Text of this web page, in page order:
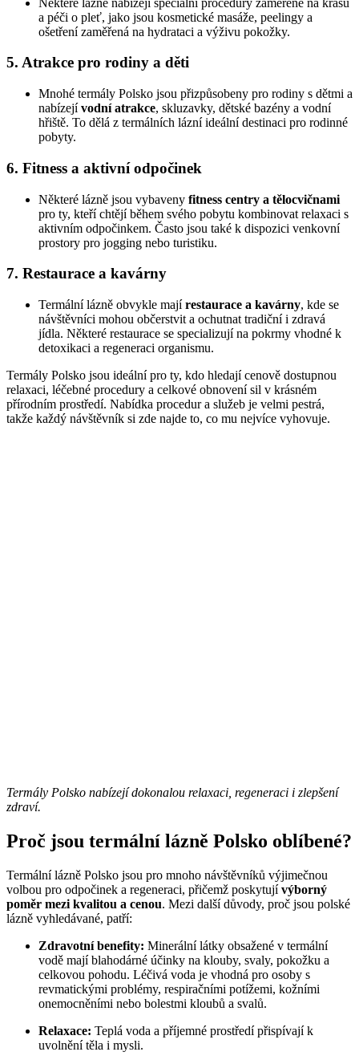
a péči o pleť, jako jsou kosmetické masáže, peelingy a
ošetření zaměřená na hydrataci a výživu pokožky.
5. Atrakce pro rodiny a děti
Mnohé termály Polsko jsou přizpůsobeny pro rodiny s dětmi a
nabízejívodní atrakce, skluzavky, dětské bazény a vodní
hřiště. To dělá z termálních lázní ideální destinaci pro rodinné
pobyty.
6. Fitness a aktivní odpočinek
Některé lázně jsou vybaveny fitness centry a tělocvičnami
pro ty, kteří chtějí během svého pobytu kombinovat relaxaci s
aktivním odpočinkem. Často jsou také k dispozici venkovní
prostory pro jogging nebo turistiku.
7. Restaurace a kavárny
Termální lázně obvykle majírestaurace a kavárny, kde se
návštěvníci mohou občerstvit a ochutnat tradiční i zdravá
jídla. Některé restaurace se specializují na pokrmy vhodné k
detoxikaci a regeneraci organismu.
Termály Polsko jsou ideální pro ty, kdo hledají cenově dostupnou
relaxaci, léčebné procedury a celkové obnovení sil v krásném
přírodním prostředí. Nabídka procedur a služeb je velmi pestrá,
takže každý návštěvník si zde najde to, co mu nejvíce vyhovuje.
Termály Polsko nabízejí dokonalou relaxaci, regeneraci i zlepšení
zdraví.
Proč jsou termální lázně Polsko oblíbené?
Termální lázně Polsko jsou pro mnoho návštěvníků výjimečnou
volbou pro odpočinek a regeneraci, přičemž poskytujívýborný
poměr mezi kvalitou a cenou. Mezi další důvody, proč jsou polské
lázně vyhledávané, patří:
Zdravotní benefity: Minerální látky obsažené v termální
vodě mají blahodárné účinky na klouby, svaly, pokožku a
celkovou pohodu. Léčivá voda je vhodná pro osoby s
revmatickými problémy, respiračními potížemi, kožními
onemocněními nebo bolestmi kloubů a svalů.
Relaxace: Teplá voda a příjemné prostředí přispívají k
uvolnění těla i mysli.